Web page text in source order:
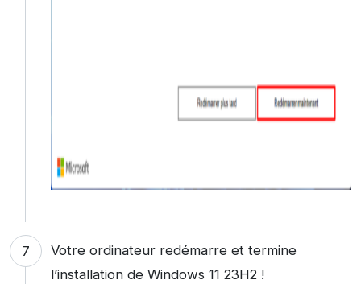
Votre ordinateur redémarre et termine
l’installation de Windows 11 23H2 !